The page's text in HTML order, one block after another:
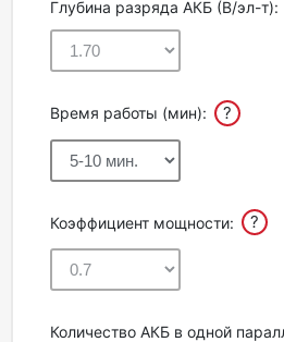
Глубина разряда АКБ (В/эл-т):
Время работы (мин): ?
Коэффициент мощности: ?
Количество АКБ в одной